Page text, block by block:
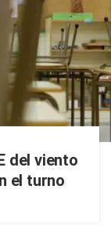
del viento
el turno